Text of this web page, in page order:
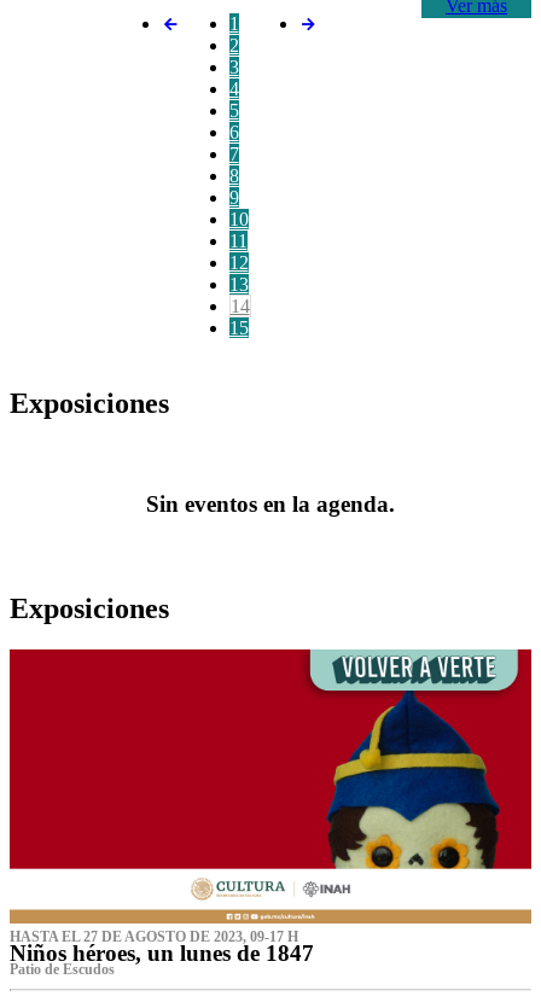
Ver más
1
2
3
4
5
6
7
8
9
10
11
12
13
14
15
Exposiciones
Sin eventos en la agenda.
Exposiciones
HASTA EL 27 DE AGOSTO DE 2023, 09-17 H
Niños héroes, un lunes de 1847
Patio de Escudos